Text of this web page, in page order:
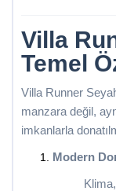
Villa
Temel
Villa Runner
manzara değil,
imkanlarla
Modern